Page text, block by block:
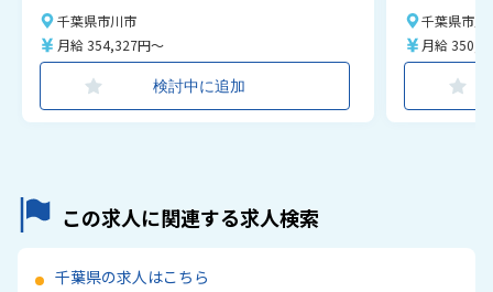
千葉県市川市
月給 354,327円～
検討中に追加
千葉県市川
月給
この求人に関連する求人検索
千葉県の求人はこちら